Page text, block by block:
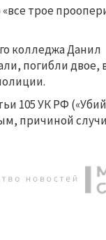
трое
колледжа Данил
погибли двое,
105 УК РФ
причиной